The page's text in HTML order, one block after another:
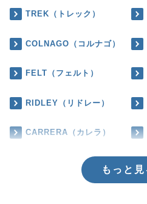
TREK（トレック）
COLNAGO（コルナゴ）
FELT（フェルト）
RIDLEY（リドレー）
CARRERA（カレラ）
もっと見